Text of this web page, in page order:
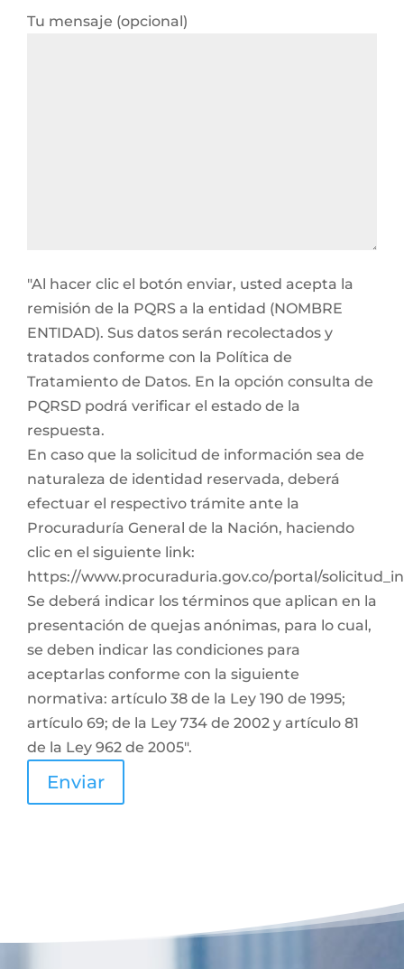
Tu mensaje (opcional)
"Al hacer clic el botón enviar, usted acepta la
remisión de la PQRS a la entidad (NOMBRE
ENTIDAD). Sus datos serán recolectados y
tratados conforme con la Política de
Tratamiento de Datos. En la opción consulta de
PQRSD podrá verificar el estado de la
respuesta.
En caso que la solicitud de información sea de
naturaleza de identidad reservada, deberá
efectuar el respectivo trámite ante la
Procuraduría General de la Nación, haciendo
clic en el siguiente link:
https://www.procuraduria.gov.co/portal/
Se deberá indicar los términos que aplican en la
presentación de quejas anónimas, para lo cual,
se deben indicar las condiciones para
aceptarlas conforme con la siguiente
normativa: artículo 38 de la Ley 190 de 1995;
artículo 69; de la Ley 734 de 2002 y artículo 81
de la Ley 962 de 2005".
Enviar